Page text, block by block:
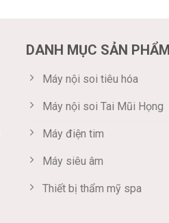
DANH MỤC SẢN PHẨM
Máy nội soi tiêu hóa
Máy nội soi Tai Mũi Họng
Máy điện tim
Máy siêu âm
Thiết bị thẩm mỹ spa